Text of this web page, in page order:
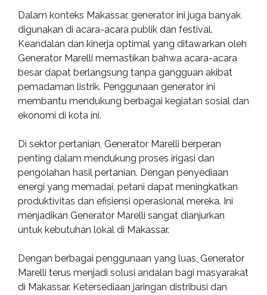
Dalam konteks Makassar, generator ini juga banyak
digunakan di acara-acara publik dan festival.
Keandalan dan kinerja optimal yang ditawarkan oleh
Generator Marelli memastikan bahwa acara-acara
besar dapat berlangsung tanpa gangguan akibat
pemadaman listrik. Penggunaan generator ini
membantu mendukung berbagai kegiatan sosial dan
ekonomi di kota ini.
Di sektor pertanian, Generator Marelli berperan
penting dalam mendukung proses irigasi dan
pengolahan hasil pertanian. Dengan penyediaan
energi yang memadai, petani dapat meningkatkan
produktivitas dan efisiensi operasional mereka. Ini
menjadikan Generator Marelli sangat dianjurkan
untuk kebutuhan lokal di Makassar.
Dengan berbagai penggunaan yang luas, Generator
Marelli terus menjadi solusi andalan bagi masyarakat
di Makassar. Ketersediaan jaringan distribusi dan